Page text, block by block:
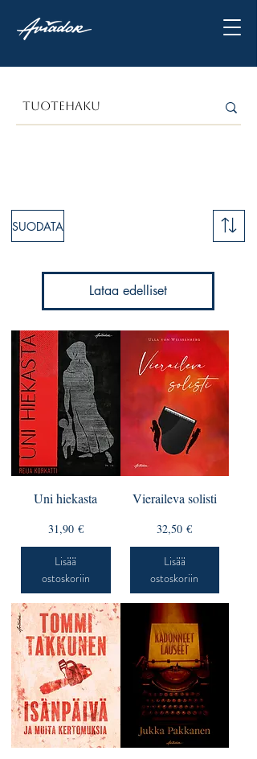
SUODATA
Lataa edelliset
Uni hiekasta
Hinta
31,90 €
Lisää
ostoskoriin
Vieraileva solisti
Hinta
32,50 €
Lisää
ostoskoriin